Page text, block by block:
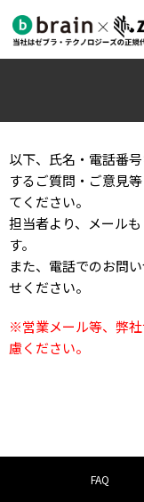
以下、氏名・電話番
するご質問・ご意見
てください。
担当者より、メール
す。
また、電話でのお問
せください。
※営業メール等、弊
慮ください。
FAQ